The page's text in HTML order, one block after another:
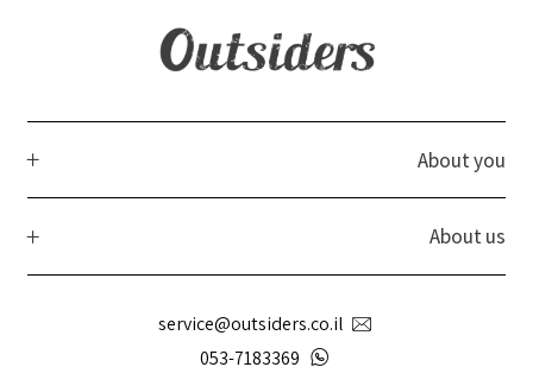
About you
About us
service@outsiders.co.il
053-7183369